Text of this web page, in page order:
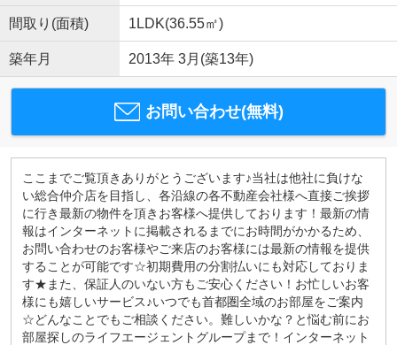
間取り(面積) 1LDK(36.55㎡)
築年月 2013年 3月(築13年)
お問い合わせ(無料)
ここまでご覧頂きありがとうございます♪当社は他社に負けな
い総合仲介店を目指し、各沿線の各不動産会社様へ直接ご挨拶
に行き最新の物件を頂きお客様へ提供しております！最新の情
報はインターネットに掲載されるまでにお時間がかかるため、
お問い合わせのお客様やご来店のお客様には最新の情報を提供
することが可能です☆初期費用の分割払いにも対応しておりま
す★また、保証人のいない方もご安心ください！お忙しいお客
様にも嬉しいサービス♪いつでも首都圏全域のお部屋をご案内
☆どんなことでもご相談ください。難しいかな？と悩む前にお
部屋探しのライフエージェントグループまで！インターネット